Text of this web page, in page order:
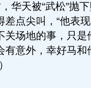
天被“武松”抛下
点尖叫，“他表
关场地的事，只是
有意外，幸好马和